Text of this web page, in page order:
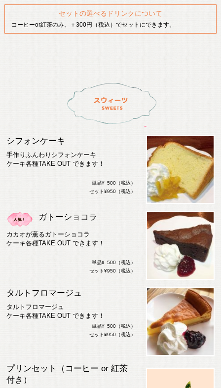
セットの選べるドリンクについて
コーヒーor紅茶のみ、＋300円（税込）でセットにできます。
シフォンケーキ
手作りふんわりシフォンケーキ
ケーキ各種TAKE OUT できます！
単品¥ 500（税込）
セット¥950（税込）
ガトーショコラ
カカオが薫るガトーショコラ
ケーキ各種TAKE OUT できます！
単品¥ 500（税込）
セット¥950（税込）
タルトフロマージュ
タルトフロマージュ
ケーキ各種TAKE OUT できます！
単品¥ 500（税込）
セット¥950（税込）
プリンセット（コーヒー or 紅茶
付き）